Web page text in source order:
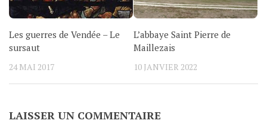
Les guerres de Vendée – Le
sursaut
24 MAI 2017
L’abbaye Saint Pierre de
Maillezais
10 JANVIER 2022
LAISSER UN COMMENTAIRE